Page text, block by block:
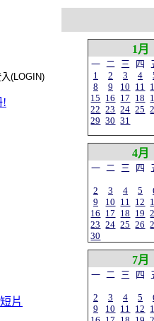
!
1月
一 二 三 四
1
2 3 4
8
9 10 11
15 16 17 18
22 23 24 25
29 30 31
4月
一 二 三 四
2 3 4 5
9
10 11 12
16 17 18 19
23 24 25 26
30
7月
一 二 三 四
2 3 4 5
9
10 11 12